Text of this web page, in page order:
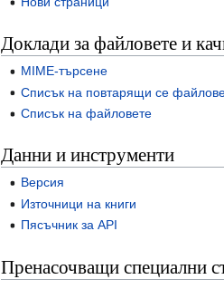
Доклади за файловете и
MIME-търсене
Списък на повтарящи се
Списък на файловете
Данни и инструменти
Версия
Източници на книги
Пясъчник за API
Пренасочващи специални